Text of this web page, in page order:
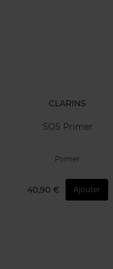
CLARINS
SOS Primer
Primer
40,90 € Ajouter